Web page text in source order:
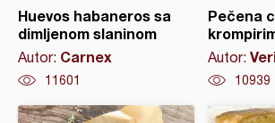
Huevos habaneros sa
dimljenom slaninom
Autor: Carnex
11601
Pečena
Autor:
10939